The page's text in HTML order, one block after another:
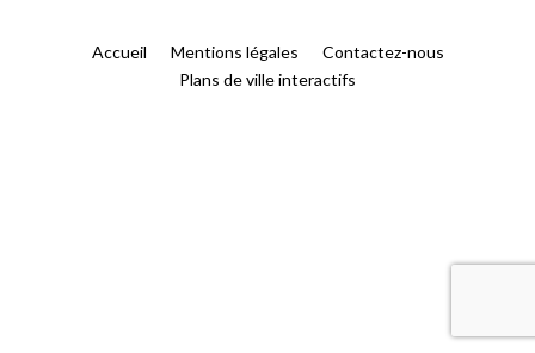
Accueil Mentions légales
Contactez-nous
Plans de ville interactifs